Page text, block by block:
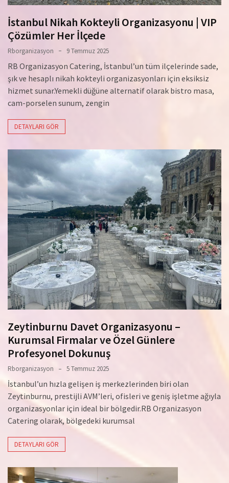
İstanbul Nikah Kokteyli Organizasyonu | VIP
Çözümler Her İlçede
Rborganizasyon 9 Temmuz 2025
RB Organizasyon Catering, İstanbul’un tüm ilçelerinde sade,
şık ve hesaplı nikah kokteyli organizasyonları için eksiksiz
hizmet sunar.Yemekli düğüne alternatif olarak bistro masa,
cam-porselen sunum, zengin
DETAYLARI GÖR
Zeytinburnu Davet Organizasyonu –
Kurumsal Firmalar ve Özel Günlere
Profesyonel Dokunuş
Rborganizasyon 5 Temmuz 2025
İstanbul’un hızla gelişen iş merkezlerinden biri olan
Zeytinburnu, prestijli AVM’leri, ofisleri ve geniş işletme ağıyla
organizasyonlar için ideal bir bölgedir.RB Organizasyon
Catering olarak, bölgedeki kurumsal
DETAYLARI GÖR